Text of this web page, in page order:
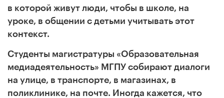
в которой живут люди, чтобы в школе, на
уроке, в общении с детьми учитывать этот
контекст.
Студенты магистратуры «Образовательная
медиадеятельность» МГПУ собирают диалоги
на улице, в транспорте, в магазинах, в
поликлинике, на почте. Иногда кажется, что